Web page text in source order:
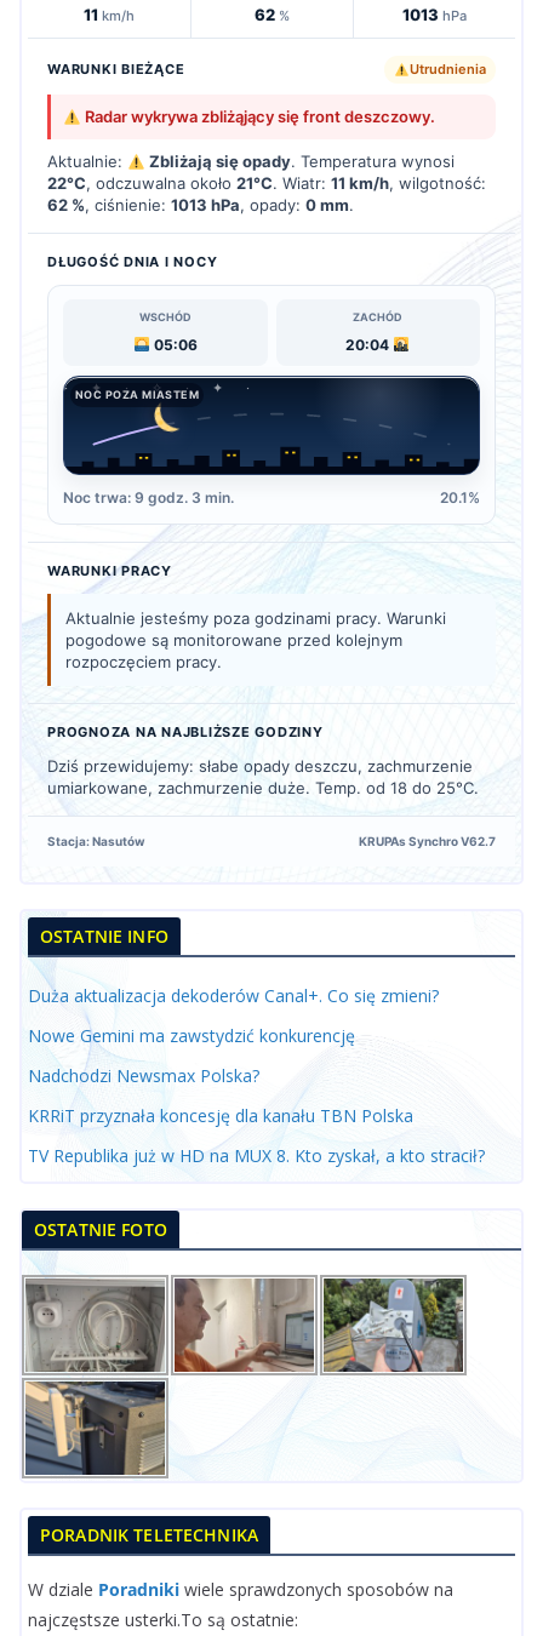
11 km/h 62 % 1013 hPa
WARUNKI BIEŻĄCE Utrudnienia
Radar wykrywa zbliżąjący się front deszczowy.
Aktualnie: Zbliżają się opady. Temperatura wynosi
22°C, odczuwalna około 21°C. Wiatr: 11 km/h, wilgotność:
62 %, ciśnienie: 1013 hPa, opady: 0 mm.
DŁUGOŚĆ DNIA I NOCY
WSCHÓD
05:06
ZACHÓD
20:04
NOC POZA MIASTEM
Noc trwa: 9 godz. 3 min. 20.1%
WARUNKI PRACY
Aktualnie jesteśmy poza godzinami pracy. Warunki
pogodowe są monitorowane przed kolejnym
rozpoczęciem pracy.
PROGNOZA NA NAJBLIŻSZE GODZINY
Dziś przewidujemy: słabe opady deszczu, zachmurzenie
umiarkowane, zachmurzenie duże. Temp. od 18 do 25°C.
Stacja: Nasutów KRUPAs Synchro V62.7
OSTATNIE INFO
Duża aktualizacja dekoderów Canal+. Co się zmieni?
Nowe Gemini ma zawstydzić konkurencję
Nadchodzi Newsmax Polska?
KRRiT przyznała koncesję dla kanału TBN Polska
TV Republika już w HD na MUX 8. Kto zyskał, a kto stracił?
OSTATNIE FOTO
PORADNIK TELETECHNIKA
W dziale Poradniki wiele sprawdzonych sposobów na
najczęstsze usterki.To są ostatnie: